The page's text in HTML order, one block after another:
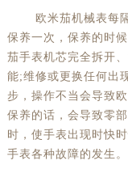
欧米茄机械表每隔
保养一次，保养的时
茄手表机芯完全拆开
能;维修或更换任何出
步，操作不当会导致
保养的话，会导致零
时，使手表出现时快
手表各种故障的发生。